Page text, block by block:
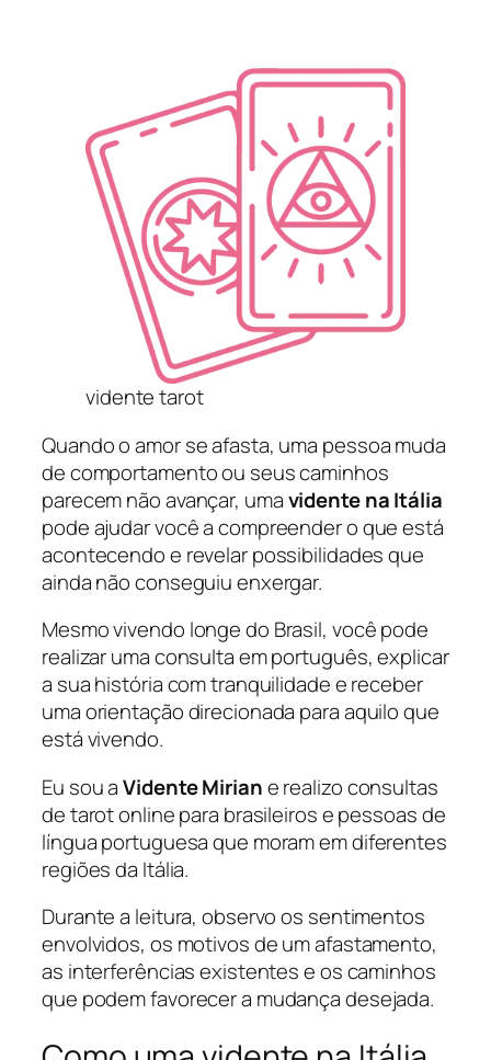
vidente tarot
Quando o amor se afasta, uma pessoa muda
de comportamento ou seus caminhos
parecem não avançar, umavidente na Itália
pode ajudar você a compreender o que está
acontecendo e revelar possibilidades que
ainda não conseguiu enxergar.
Mesmo vivendo longe do Brasil, você pode
realizar uma consulta em português, explicar
a sua história com tranquilidade e receber
uma orientação direcionada para aquilo que
está vivendo.
Eu sou aVidente Miriane realizo consultas
de tarot online para brasileiros e pessoas de
língua portuguesa que moram em diferentes
regiões da Itália.
Durante a leitura, observo os sentimentos
envolvidos, os motivos de um afastamento,
as interferências existentes e os caminhos
que podem favorecer a mudança desejada.